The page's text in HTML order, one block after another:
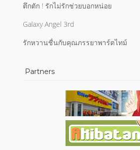
ตึกตัก ! รักไม่รักช่วยบอกหน่อย
Galaxy Angel 3rd
รักหวานชื่นกับคุณภรรยาพาร์ตไทม์
Partners